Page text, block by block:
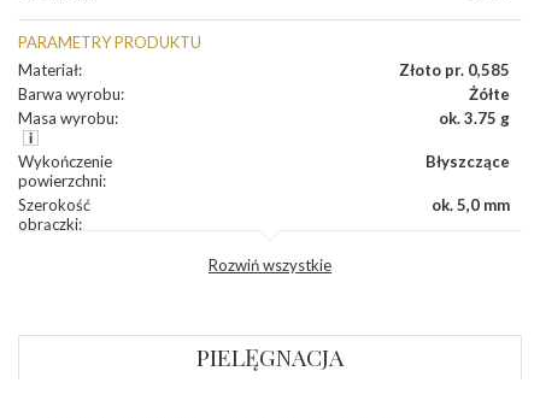
PARAMETRY PRODUKTU
Materiał:
Złoto pr. 0,585
Barwa wyrobu:
Żółte
Masa wyrobu: ok. 3.75 g
Wykończenie
powierzchni:
Błyszczące
Szerokość
obrączki:
ok. 5,0 mm
Rozwiń wszystkie
PIELĘGNACJA